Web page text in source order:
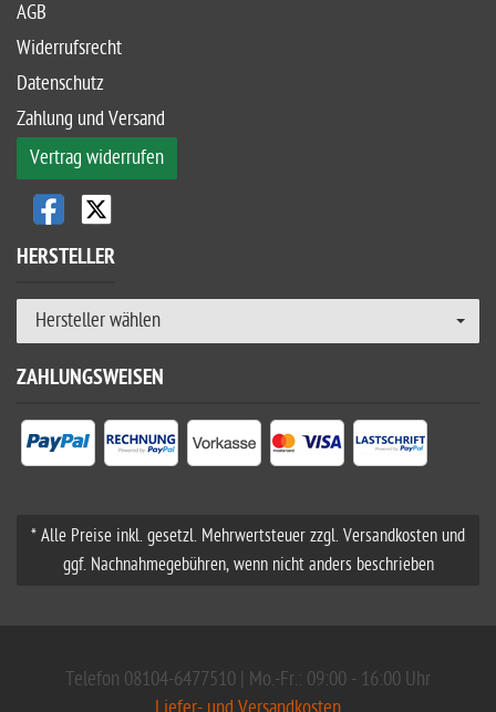
AGB
Widerrufsrecht
Datenschutz
Zahlung und Versand
Vertrag widerrufen
HERSTELLER
Hersteller wählen
ZAHLUNGSWEISEN
* Alle Preise inkl. gesetzl. Mehrwertsteuer zzgl. Versandkosten und
ggf. Nachnahmegebühren, wenn nicht anders beschrieben
Telefon 08104-6477510 | Mo.-Fr.: 09:00 - 16:00 Uhr